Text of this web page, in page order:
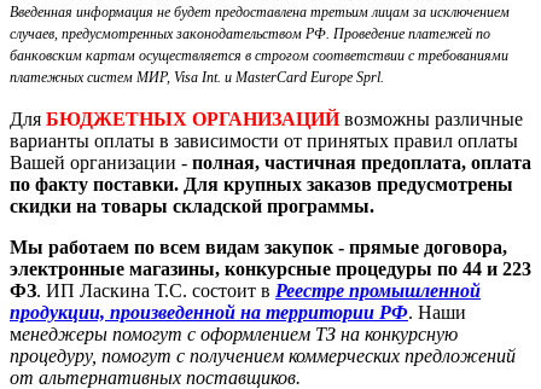
Введенная информация не будет предоставлена третьим лицам за исключением
случаев, предусмотренных законодательством РФ. Проведение платежей по
банковским картам осуществляется в строгом соответствии с требованиями
платежных систем МИР, Visa Int. и MasterCard Europe Sprl.
Для БЮДЖЕТНЫХ ОРГАНИЗАЦИЙ возможны различные
варианты оплаты в зависимости от принятых правил оплаты
Вашей организации - полная, частичная предоплата, оплата
по факту поставки. Для крупных заказов предусмотрены
скидки на товары складской программы.
Мы работаем по всем видам закупок - прямые договора,
электронные магазины, конкурсные процедуры по 44 и 223
ФЗ. ИП Ласкина Т.С. состоит в Реестре промышленной
продукции, произведенной на территории РФ. Наши
менеджеры помогут с оформлением ТЗ на конкурсную
процедуру, помогут с получением коммерческих предложений
от альтернативных поставщиков.